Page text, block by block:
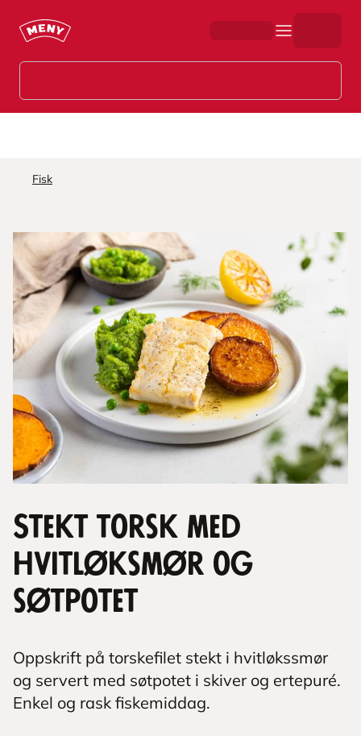
Fisk
Stekt torsk med
hvitløksmør og
søtpotet
Oppskrift på torskefilet stekt i hvitløkssmør
og servert med søtpotet i skiver og ertepuré.
Enkel og rask fiskemiddag.